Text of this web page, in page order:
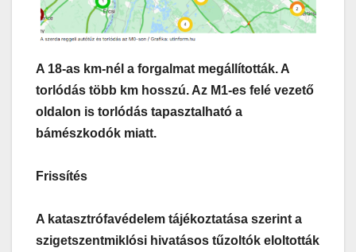
A 18-as km-nél a forgalmat megállították. A
torlódás több km hosszú. Az M1-es felé vezető
oldalon is torlódás tapasztalható a
bámészkodók miatt.
Frissítés
A katasztrófavédelem tájékoztatása szerint a
szigetszentmiklósi hivatásos tűzoltók eloltották